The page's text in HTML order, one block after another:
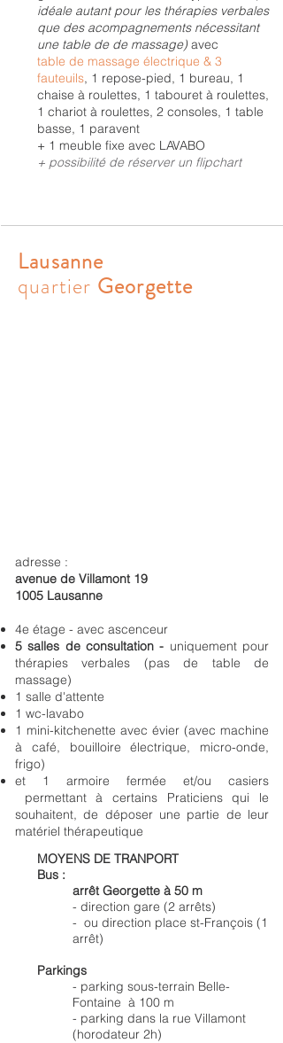
idéale autant pour les thérapies verbales
que des acompagnements nécessitant
une table de de massage) avec
table de massage électrique & 3
fauteuils, 1 repose-pied, 1 bureau, 1
chaise à roulettes, 1 tabouret à roulettes,
1 chariot à roulettes, 2 consoles, 1 table
basse, 1 paravent
+ 1 meuble fixe avec LAVABO
+ possibilité de réserver un flipchart
Lausanne
quartier Georgette
adresse :
avenue de Villamont 19
1005 Lausanne
4e étage - avec ascenceur
5 salles de consultation - uniquement pour
thérapies verbales (pas de table de
massage)
1 salle d'attente
1 wc-lavabo
1 mini-kitchenette avec évier (avec machine
à café, bouilloire électrique, micro-onde,
frigo)
et 1 armoire fermée et/ou casiers
permettant à certains Praticiens qui le
souhaitent, de déposer une partie de leur
matériel thérapeutique
MOYENS DE TRANPORT
Bus :
arrêt Georgette à 50 m
- direction gare (2 arrêts)
- ou direction place st-François (1
arrêt)
Parkings
- parking sous-terrain Belle-
Fontaine à 100 m
- parking dans la rue Villamont
(horodateur 2h)